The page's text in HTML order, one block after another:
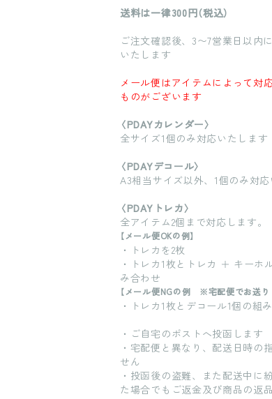
送料は一律300円（税込）
ご注文確認後、3〜7営業日以内
いたします
メール便はアイテムによって対
ものがございます
〈PDAYカレンダー〉
全サイズ1個のみ対応いたします
〈PDAYデコール〉
A3相当サイズ以外、1個のみ対
〈PDAYトレカ〉
全アイテム2個まで対応します。
【メール便OKの例】
・トレカを2枚
・トレカ1枚とトレカ ＋ キーホ
み合わせ
【メール便NGの例 ※宅配便でお送り
・トレカ1枚とデコール1個の組
・ご自宅のポストへ投函します
・宅配便と異なり、配送日時の
せん
・投函後の盗難、また配送中に
た場合でもご返金及び商品の返